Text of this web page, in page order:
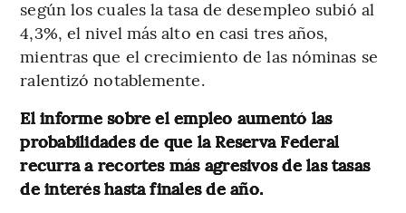
según los cuales la tasa de desempleo subió al
4,3%, el nivel más alto en casi tres años,
mientras que el crecimiento de las nóminas se
ralentizó notablemente.
El informe sobre el empleo aumentó las
probabilidades de que la Reserva Federal
recurra a recortes más agresivos de las tasas
de interés hasta finales de año.